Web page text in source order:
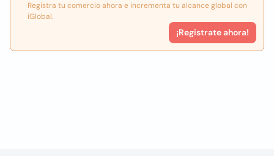
Registra tu comercio ahora e incrementa tu alcance global con
iGlobal.
¡Registrate ahora!